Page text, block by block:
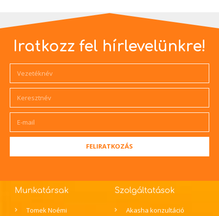
Iratkozz fel hírlevelünkre!
FELIRATKOZÁS
Munkatársak
Tomek Noémi
Szolgáltatások
Akasha konzultáció